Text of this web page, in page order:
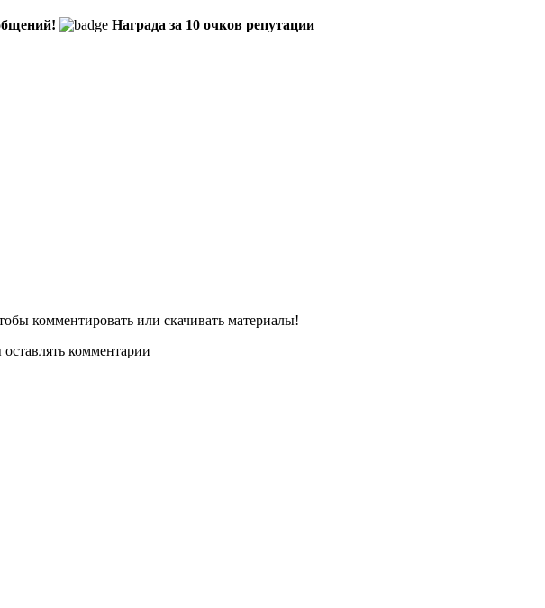
Награда за 10 очков репутации
комментировать или скачивать материалы!
комментарии